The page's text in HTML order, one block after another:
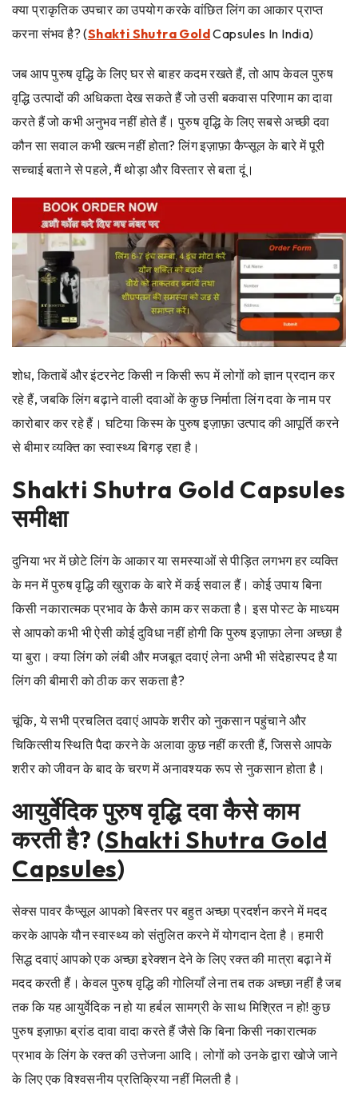
क्या प्राकृतिक उपचार का उपयोग करके वांछित लिंग का आकार प्राप्त
करना संभव है? (Shakti Shutra GoldCapsules In India)
जब आप पुरुष वृद्धि के लिए घर से बाहर कदम रखते हैं, तो आप केवल पुरुष
वृद्धि उत्पादों की अधिकता देख सकते हैं जो उसी बकवास परिणाम का दावा
करते हैं जो कभी अनुभव नहीं होते हैं। पुरुष वृद्धि के लिए सबसे अच्छी दवा
कौन सा सवाल कभी खत्म नहीं होता? लिंग इज़ाफ़ा कैप्सूल के बारे में पूरी
सच्चाई बताने से पहले, मैं थोड़ा और विस्तार से बता दूं।
शोध, किताबें और इंटरनेट किसी न किसी रूप में लोगों को ज्ञान प्रदान कर
रहे हैं, जबकि लिंग बढ़ाने वाली दवाओं के कुछ निर्माता लिंग दवा के नाम पर
कारोबार कर रहे हैं। घटिया किस्म के पुरुष इज़ाफ़ा उत्पाद की आपूर्ति करने
से बीमार व्यक्ति का स्वास्थ्य बिगड़ रहा है।
Shakti Shutra Gold Capsules
समीक्षा
दुनिया भर में छोटे लिंग के आकार या समस्याओं से पीड़ित लगभग हर व्यक्ति
के मन में पुरुष वृद्धि की खुराक के बारे में कई सवाल हैं। कोई उपाय बिना
किसी नकारात्मक प्रभाव के कैसे काम कर सकता है। इस पोस्ट के माध्यम
से आपको कभी भी ऐसी कोई दुविधा नहीं होगी कि पुरुष इज़ाफ़ा लेना अच्छा है
या बुरा। क्या लिंग को लंबी और मजबूत दवाएं लेना अभी भी संदेहास्पद है या
लिंग की बीमारी को ठीक कर सकता है?
चूंकि, ये सभी प्रचलित दवाएं आपके शरीर को नुकसान पहुंचाने और
चिकित्सीय स्थिति पैदा करने के अलावा कुछ नहीं करती हैं, जिससे आपके
शरीर को जीवन के बाद के चरण में अनावश्यक रूप से नुकसान होता है।
आयुर्वेदिक पुरुष वृद्धि दवा कैसे काम
करती है? (Shakti Shutra Gold
Capsules)
सेक्स पावर कैप्सूल आपको बिस्तर पर बहुत अच्छा प्रदर्शन करने में मदद
करके आपके यौन स्वास्थ्य को संतुलित करने में योगदान देता है। हमारी
सिद्ध दवाएं आपको एक अच्छा इरेक्शन देने के लिए रक्त की मात्रा बढ़ाने में
मदद करती हैं। केवल पुरुष वृद्धि की गोलियाँ लेना तब तक अच्छा नहीं है जब
तक कि यह आयुर्वेदिक न हो या हर्बल सामग्री के साथ मिश्रित न हो! कुछ
पुरुष इज़ाफ़ा ब्रांड दावा वादा करते हैं जैसे कि बिना किसी नकारात्मक
प्रभाव के लिंग के रक्त की उत्तेजना आदि। लोगों को उनके द्वारा खोजे जाने
के लिए एक विश्वसनीय प्रतिक्रिया नहीं मिलती है।